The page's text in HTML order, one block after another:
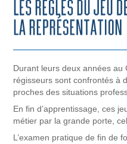
Durant leurs deux années au
régisseurs sont confrontés à
proches des situations
En fin d’apprentissage, ces
métier par la grande porte,
L’examen pratique de fin de